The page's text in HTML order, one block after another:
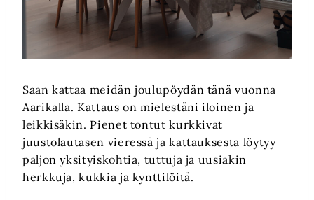
Saan kattaa meidän joulupöydän tänä vuonna
Aarikalla. Kattaus on mielestäni iloinen ja
leikkisäkin. Pienet tontut kurkkivat
juustolautasen vieressä ja kattauksesta löytyy
paljon yksityiskohtia, tuttuja ja uusiakin
herkkuja, kukkia ja kynttilöitä.